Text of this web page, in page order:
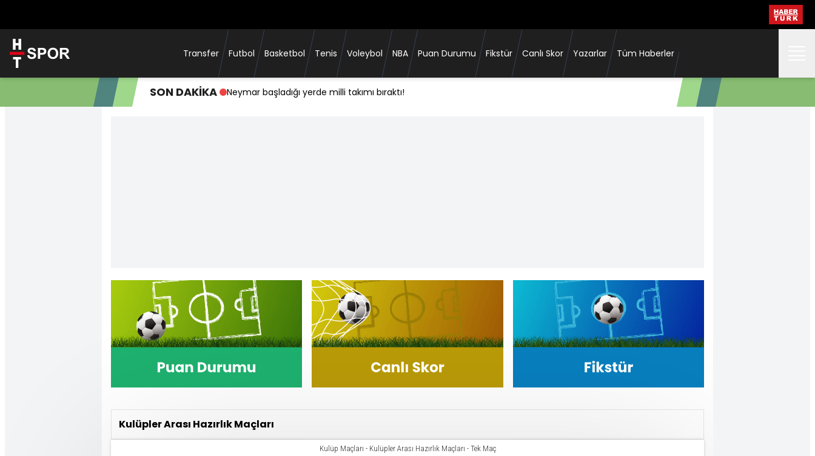
Transfer Futbol Basketbol Tenis Voleybol NBA Puan Durumu Fikstür Canlı Skor Yazarlar Tüm Haberler
SON DAKİKA Neymar başladığı yerde milli takımı bıraktı! İspanya, Portekiz'i 90+1'de yıktı!
Kulüpler Arası Hazırlık Maçları
Kulüp Maçları - Kulüpler Arası Hazırlık Maçları - Tek Maç